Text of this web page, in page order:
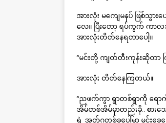
အားလုံး မကျေမနပ် ဖြစ်သွာ
လေ။ ပြီးတော့ ရပ်ကွက် ကာ
အားလုံးတိတ်နေရတာပေါ့။
“မင်းတို့ ကျတ်တီးကုန်းဆိုတာ ကြ
အားလုံး တိတ်နေကြတယ်။
“ညဖက်ကွာ ရွာတစ်ရွာကို ရော
အိမ်တစ်အိမ်မှာတည်းခို.. စားသ
ရဲ့ အုတ်ဂူတစ်ခုပေါ်မှာ မင်းခွ